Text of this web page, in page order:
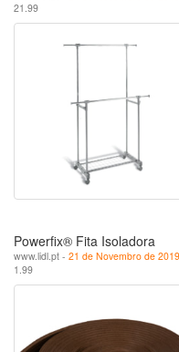
21.99
Powerfix® Fita Isoladora
www.lidl.pt - 21 de Novembro de 2019
1.99